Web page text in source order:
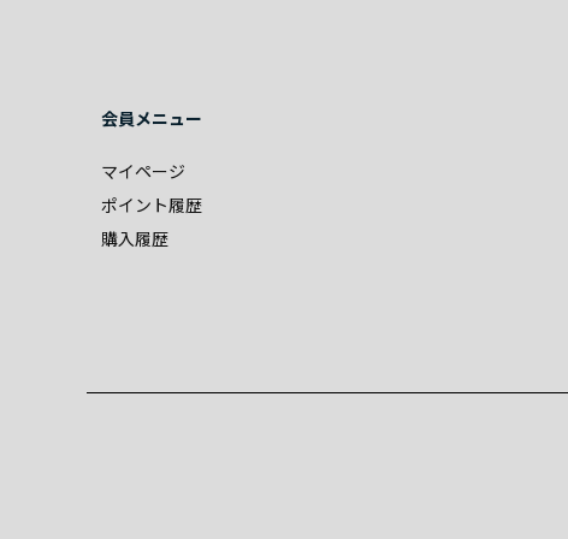
会員メニュー
マイページ
ポイント履歴
購入履歴